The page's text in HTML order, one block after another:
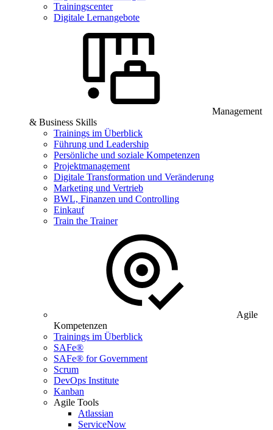
Trainingscenter
Digitale Lernangebote
Management
& Business Skills
Trainings im Überblick
Führung und Leadership
Persönliche und soziale Kompetenzen
Projektmanagement
Digitale Transformation und Veränderung
Marketing und Vertrieb
BWL, Finanzen und Controlling
Einkauf
Train the Trainer
Agile
Kompetenzen
Trainings im Überblick
SAFe®
SAFe® for Government
Scrum
DevOps Institute
Kanban
Agile Tools
Atlassian
ServiceNow